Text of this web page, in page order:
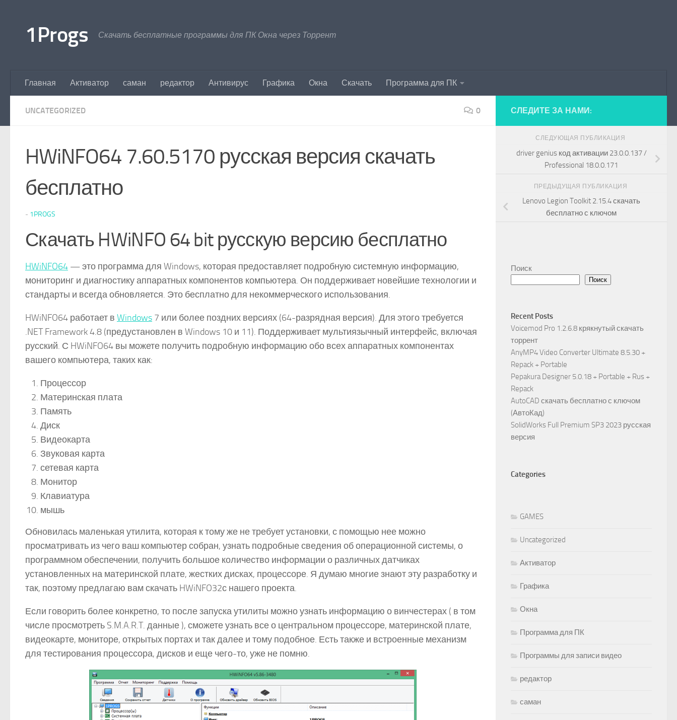
1Progs Скачать бесплатные программы для ПК Окна через Торрент
Главная Активатор саман редактор Антивирус Графика Окна Скачать Программа для ПК
UNCATEGORIZED 0
HWiNFO64 7.60.5170 русская версия скачать
бесплатно
- 1PROGS
Скачать HWiNFO 64 bit русскую версию бесплатно
HWiNFO64 — это программа для Windows, которая предоставляет подробную системную информацию,
мониторинг и диагностику аппаратных компонентов компьютера. Он поддерживает новейшие технологии и
стандарты и всегда обновляется. Это бесплатно для некоммерческого использования.
HWiNFO64 работает в Windows 7 или более поздних версиях (64-разрядная версия). Для этого требуется
.NET Framework 4.8 (предустановлен в Windows 10 и 11). Поддерживает мультиязычный интерфейс, включая
русский. С HWiNFO64 вы можете получить подробную информацию обо всех аппаратных компонентах
вашего компьютера, таких как:
Процессор
Материнская плата
Память
Диск
Видеокарта
Звуковая карта
сетевая карта
Монитор
Клавиатура
мышь
Обновилась маленькая утилита, которая к тому же не требует установки, с помощью нее можно
просматривать из чего ваш компьютер собран, узнать подробные сведения об операционной системы, о
программном обеспечении, получить большое количество информации о различных датчиках
установленных на материнской плате, жестких дисках, процессоре. Я думаю многие знают эту разработку и
так, поэтому предлагаю вам скачать HWiNFO32с нашего проекта.
Если говорить более конкретно, то после запуска утилиты можно узнать информацию о винчестерах ( в том
числе просмотреть S.M.A.R.T. данные ), сможете узнать все о центральном процессоре, материнской плате,
видеокарте, мониторе, открытых портах и так далее и тому подобное. Есть также и встроенные механизм
для тестирования процессора, дисков и еще чего-то, уже не помню.
СЛЕДИТЕ ЗА НАМИ:
СЛЕДУЮЩАЯ ПУБЛИКАЦИЯ
driver genius код активации 23.0.0.137 /
Professional 18.0.0.171
ПРЕДЫДУЩАЯ ПУБЛИКАЦИЯ
Lenovo Legion Toolkit 2.15.4 скачать
бесплатно с ключом
Поиск
Поиск
Recent Posts
Voicemod Pro 1.2.6.8 крякнутый скачать
торрент
AnyMP4 Video Converter Ultimate 8.5.30 +
Repack + Portable
Pepakura Designer 5.0.18 + Portable + Rus +
Repack
AutoCAD скачать бесплатно с ключом
(АвтоКад)
SolidWorks Full Premium SP3 2023 русская
версия
Categories
GAMES
Uncategorized
Активатор
Графика
Окна
Программа для ПК
Программы для записи видео
редактор
саман